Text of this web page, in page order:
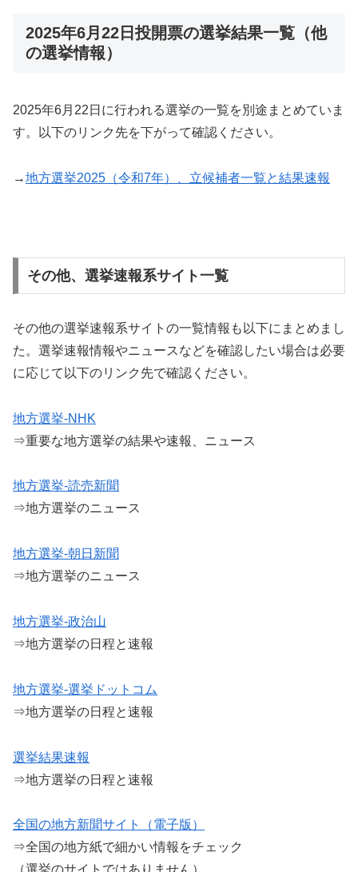
2025年6月22日投開票の選挙結果一覧（他
の選挙情報）
2025年6月22日に行われる選挙の一覧を別途まとめていま
す。以下のリンク先を下がって確認ください。
→地方選挙2025（令和7年）、立候補者一覧と結果速報
その他、選挙速報系サイト一覧
その他の選挙速報系サイトの一覧情報も以下にまとめまし
た。選挙速報情報やニュースなどを確認したい場合は必要
に応じて以下のリンク先で確認ください。
地方選挙-NHK
⇒重要な地方選挙の結果や速報、ニュース
地方選挙-読売新聞
⇒地方選挙のニュース
地方選挙-朝日新聞
⇒地方選挙のニュース
地方選挙-政治山
⇒地方選挙の日程と速報
地方選挙-選挙ドットコム
⇒地方選挙の日程と速報
選挙結果速報
⇒地方選挙の日程と速報
全国の地方新聞サイト（電子版）
⇒全国の地方紙で細かい情報をチェック